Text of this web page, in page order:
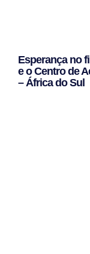
Esperança no
e o Centro de
– África do Sul